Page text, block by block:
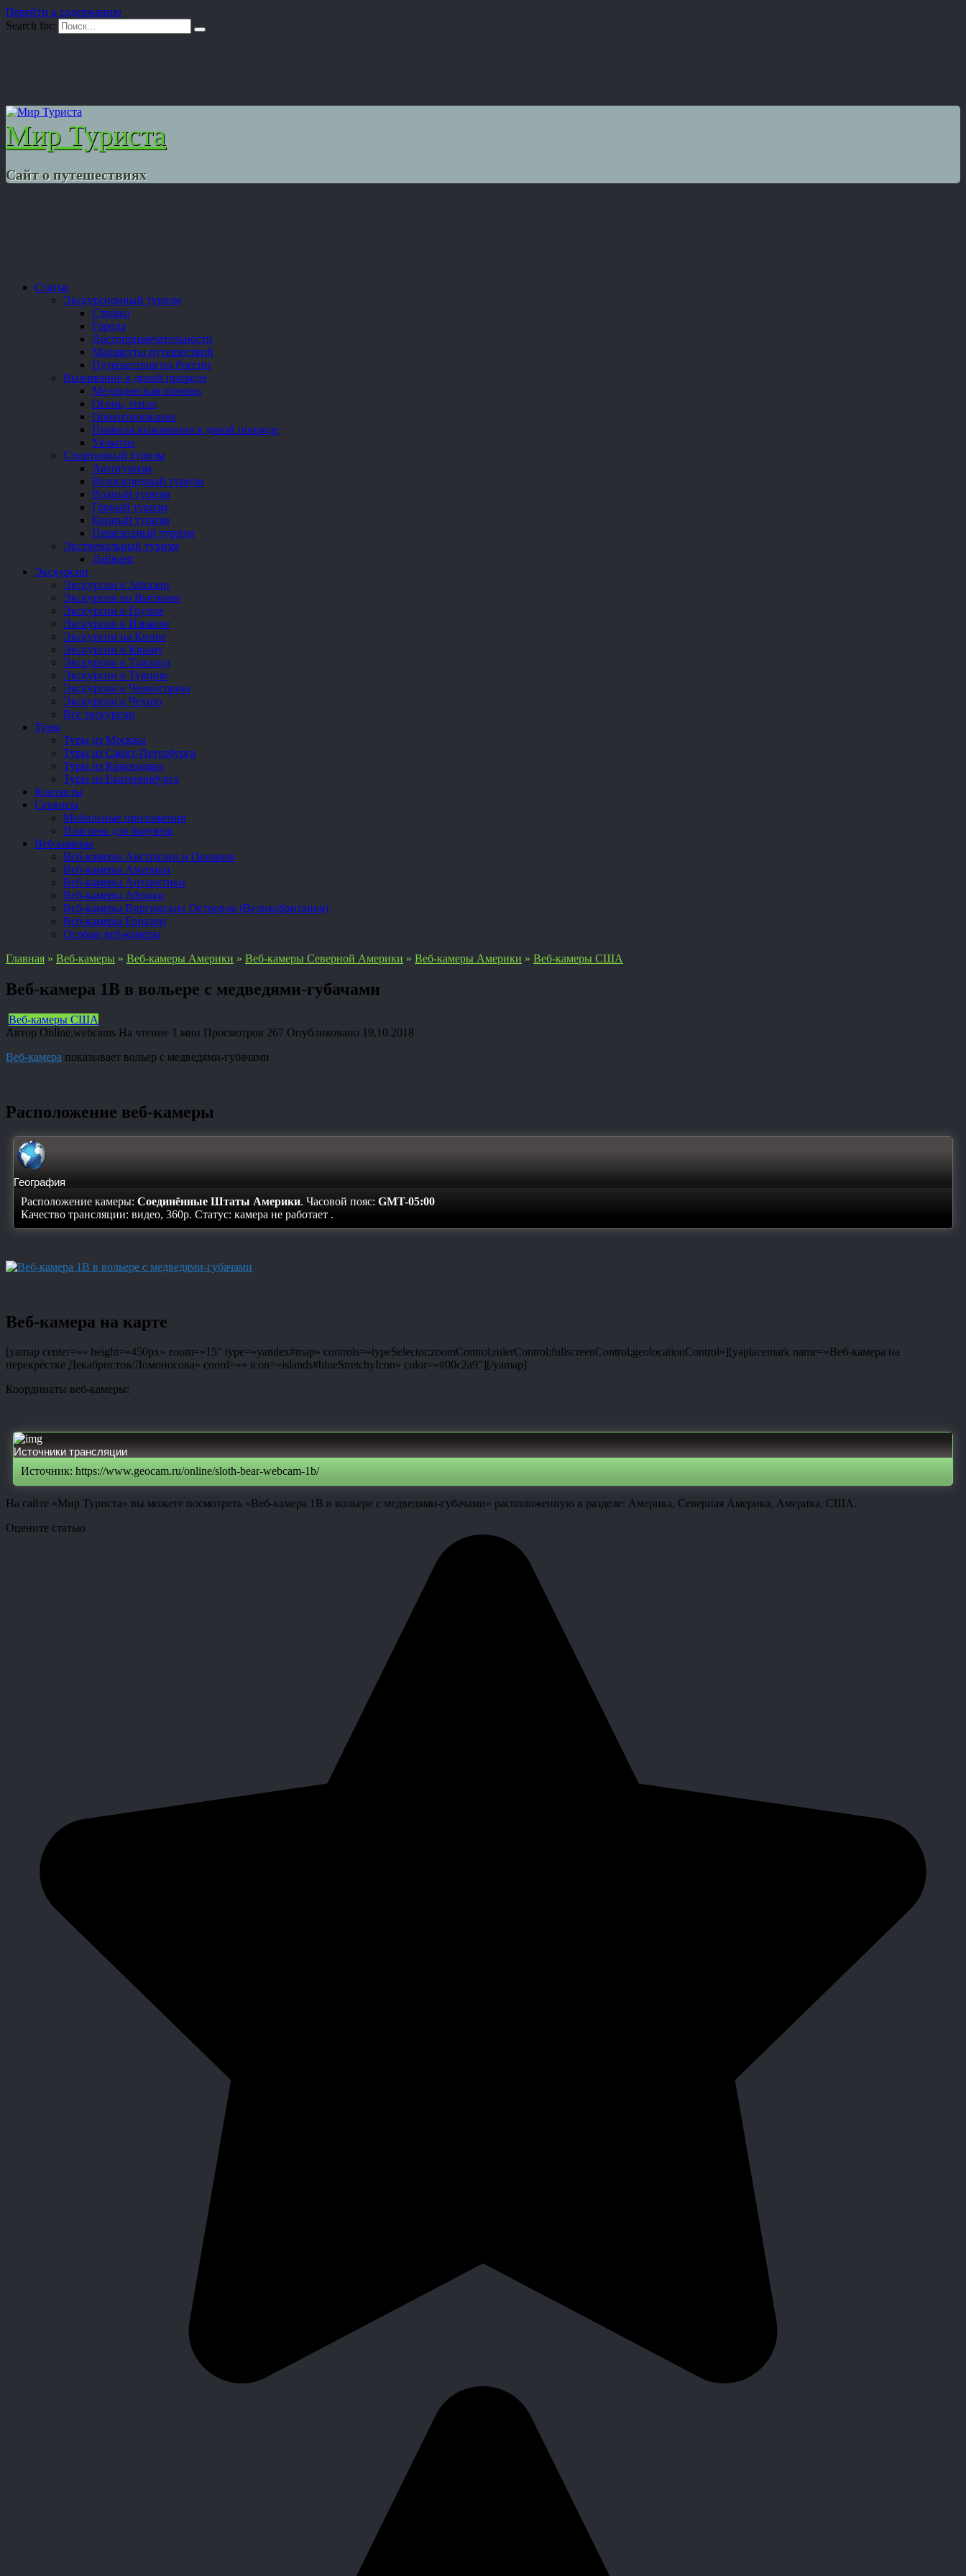
Перейти к содержанию
Search for:
Мир Туриста
Сайт о путешествиях
Статьи
Экскурсионный туризм
Страны
Города
Достопримечательности
Маршруты путешествий
Путешествия по России
Выживание в дикой природе
Медицинская помощь
Огонь, тепло
Ориентирование
Правила выживания в дикой природе
Укрытие
Спортивный туризм
Автотуризм
Велосипедный туризм
Водный туризм
Горный туризм
Конный туризм
Пешеходный туризм
Экстремальный туризм
Дайвинг
Экскурсии
Экскурсии в Абхазии
Экскурсии во Вьетнаме
Экскурсии в Грузии
Экскурсии в Израиле
Экскурсии на Кипре
Экскурсии в Крыму
Экскурсии в Таиланд
Экскурсии в Турцию
Экскурсии в Черногорию
Экскурсии в Чехию
Все экскурсии
Туры
Туры из Москвы
Туры из Санкт-Петербурга
Туры из Краснодара
Туры из Екатеринбурга
Контакты
Сервисы
Мобильные приложения
Плагины для браузера
Веб-камеры
Веб-камеры Австралии и Океании
Веб-камеры Америки
Веб-камеры Антарктики
Веб-камеры Африки
Веб-камеры Виргинских Островов (Великобритания)
Веб-камеры Евразии
Особые веб-камеры
Главная » Веб-камеры » Веб-камеры Америки » Веб-камеры Северной Америки » Веб-камеры Америки » Веб-камеры США
Веб-камера 1B в вольере с медведями-губачами
Веб-камеры США
Автор Online.webcams На чтение 1 мин Просмотров 267 Опубликовано 19.10.2018
Веб-камера показывает вольер с медведями-губачами
Расположение веб-камеры
География
Расположение камеры: Соединённые Штаты Америки. Часовой пояс: GMT-05:00
Качество трансляции: видео, 360p. Статус: камера не работает .
Веб-камера на карте
[yamap center=»» height=»450px» zoom=»15″ type=»yandex#map» controls=»typeSelector;zoomControl;rulerControl;fullscreenControl;geolocationControl»][yaplacemark name=»Веб-камера на
перекрёстке Декабристов/Ломоносова» coord=»» icon=»islands#blueStretchyIcon» color=»#00c2a9″][/yamap]
Координаты веб-камеры:
Источники трансляции
Источник: https://www.geocam.ru/online/sloth-bear-webcam-1b/
На сайте «Мир Туриста» вы можете посмотреть «Веб-камера 1B в вольере с медведями-губачами» расположенную в разделе: Америка, Северная Америка, Америка, США.
Оцените статью